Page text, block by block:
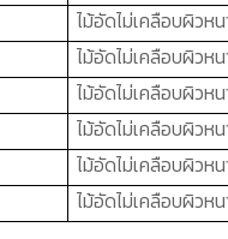
ไม้อัดไม่เคลือบผิวหน
ไม้อัดไม่เคลือบผิวหน
ไม้อัดไม่เคลือบผิวหน
ไม้อัดไม่เคลือบผิวหน
ไม้อัดไม่เคลือบผิวหน
ไม้อัดไม่เคลือบผิวหน